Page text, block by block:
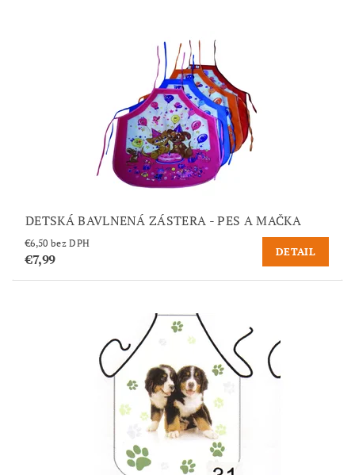
DETSKÁ BAVLNENÁ ZÁSTERA - PES A MAČKA
€6,50 bez DPH
€7,99 DETAIL